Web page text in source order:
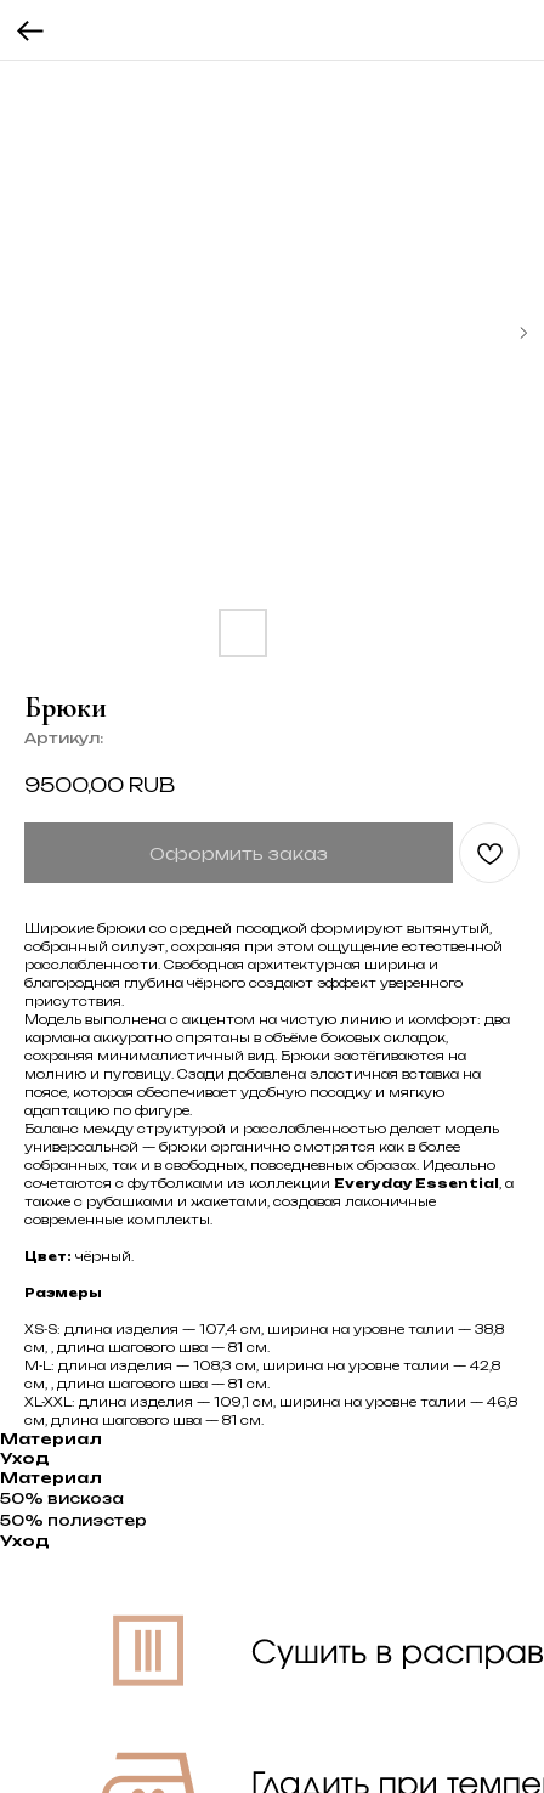
Брюки
Артикул:
9500,00 RUB
Оформить заказ
Широкие брюки со средней посадкой формируют вытянутый,
собранный силуэт, сохраняя при этом ощущение естественной
расслабленности. Свободная архитектурная ширина и
благородная глубина чёрного создают эффект уверенного
присутствия.
Модель выполнена с акцентом на чистую линию и комфорт: два
кармана аккуратно спрятаны в объёме боковых складок,
сохраняя минималистичный вид. Брюки застёгиваются на
молнию и пуговицу. Сзади добавлена эластичная вставка на
поясе, которая обеспечивает удобную посадку и мягкую
адаптацию по фигуре.
Баланс между структурой и расслабленностью делает модель
универсальной — брюки органично смотрятся как в более
собранных, так и в свободных, повседневных образах. Идеально
сочетаются с футболками из коллекции Everyday Essential , а
также с рубашками и жакетами, создавая лаконичные
современные комплекты.
Цвет: чёрный.
Размеры
XS-S: длина изделия — 107,4 см, ширина на уровне талии — 38,8
см, , длина шагового шва — 81 см.
M-L: длина изделия — 108,3 см, ширина на уровне талии — 42,8
см, , длина шагового шва — 81 см.
XL-XXL: длина изделия — 109,1 см, ширина на уровне талии — 46,8
см, длина шагового шва — 81 см.
Материал
Уход
Материал
50% вискоза
50% полиэстер
Уход